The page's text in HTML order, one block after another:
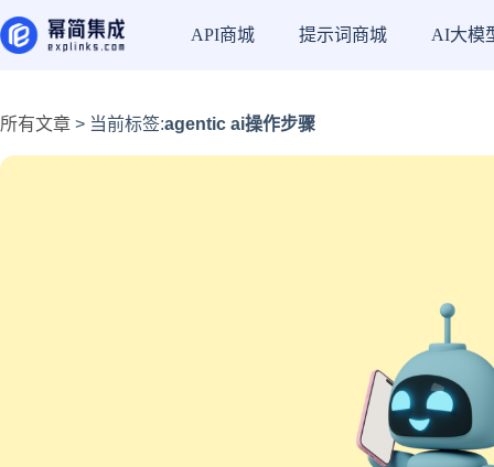
API商城 提示词商城 AI大模
所有文章 > 当前标签:agentic ai操作步骤